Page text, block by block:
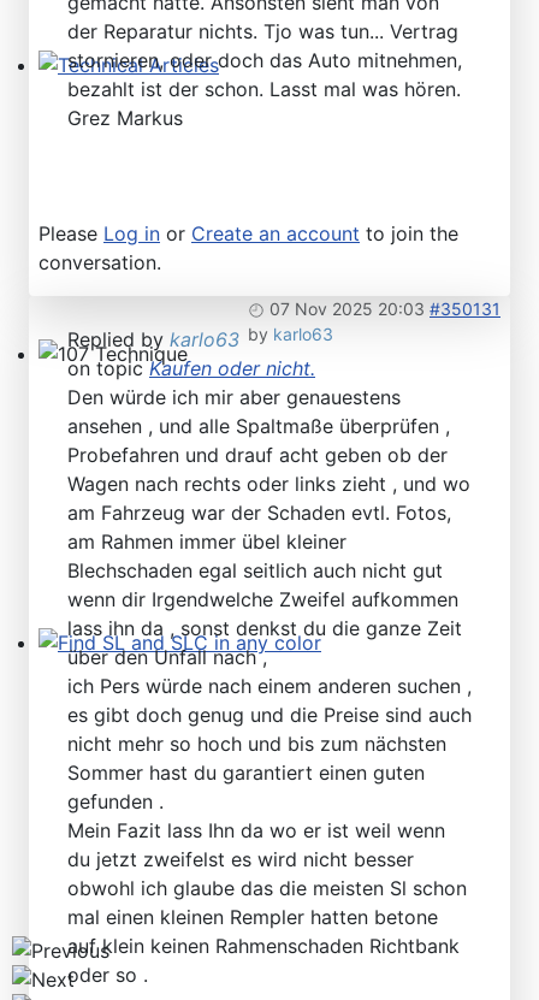
Technical Articles
107 Technique
Find SL and SLC in any color
der Reparatur nichts. Tjo was tun... Vertrag
stornieren, oder doch das Auto mitnehmen,
bezahlt ist der schon. Lasst mal was hören.
Grez Markus
Please Log in or Create an account to join the
conversation.
07 Nov 2025 20:03 #350131
by karlo63
Replied by karlo63
on topicKaufen oder nicht.
Den würde ich mir aber genauestens
ansehen , und alle Spaltmaße überprüfen ,
Probefahren und drauf acht geben ob der
Wagen nach rechts oder links zieht , und wo
am Fahrzeug war der Schaden evtl. Fotos,
am Rahmen immer übel kleiner
Blechschaden egal seitlich auch nicht gut
wenn dir Irgendwelche Zweifel aufkommen
lass ihn da , sonst denkst du die ganze Zeit
über den Unfall nach ,
ich Pers würde nach einem anderen suchen ,
es gibt doch genug und die Preise sind auch
nicht mehr so hoch und bis zum nächsten
Sommer hast du garantiert einen guten
gefunden .
Mein Fazit lass Ihn da wo er ist weil wenn
du jetzt zweifelst es wird nicht besser
obwohl ich glaube das die meisten Sl schon
mal einen kleinen Rempler hatten betone
auf klein keinen Rahmenschaden Richtbank
oder so .